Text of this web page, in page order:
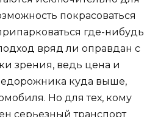
покрасоваться
где-нибудь
вряд ли оправдан с
зрения, ведь цена и
куда выше,
Но для тех, кому
серьезный транспорт